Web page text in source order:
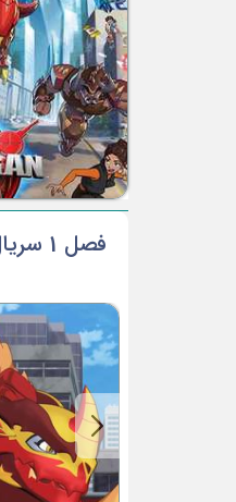
فصل 1 سریال باکوگان